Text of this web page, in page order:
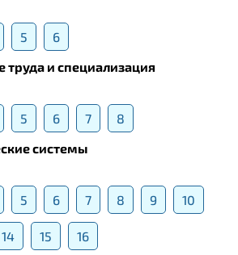
5
6
труда и специализация
5 6 7
8
системы
5 6 7 8 9 10
14 15
16